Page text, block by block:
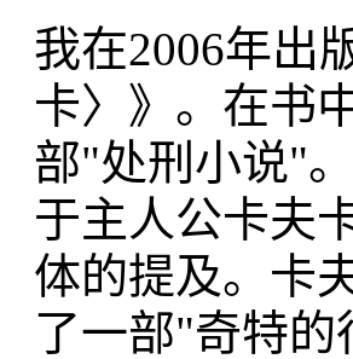
我在2006年出
卡〉》。在书
部"处刑小说"
于主人公卡夫
体的提及。卡
了一部"奇特